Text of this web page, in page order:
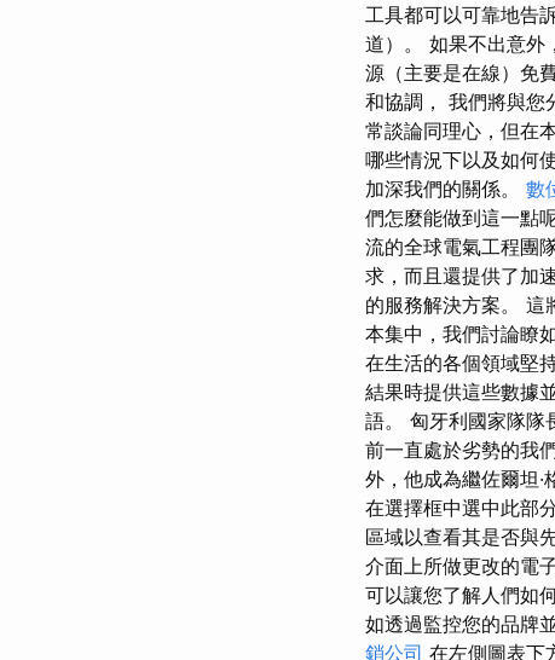
工具都可以可靠地告
道）。 如果不出意外
源（主要是在線）免
和協調， 我們將與您
常談論同理心，但在
哪些情況下以及如何
加深我們的關係。 數
們怎麼能做到這一點
流的全球電氣工程團
求，而且還提供了加
的服務解決方案。 這
本集中，我們討論瞭
在生活的各個領域堅
結果時提供這些數據
語。 匈牙利國家隊隊
前一直處於劣勢的我
外，他成為繼佐爾坦·
在選擇框中選中此部
區域以查看其是否與
介面上所做更改的電
可以讓您了解人們如
如透過監控您的品牌
銷公司 在左側圖表下